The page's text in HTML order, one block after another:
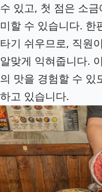
수 있고, 첫 점은 소
미할 수 있습니다. 한
타기 쉬우므로, 직원
알맞게 익혀줍니다.
의 맛을 경험할 수 있
하고 있습니다.